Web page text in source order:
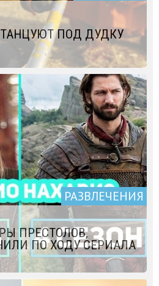
ПОД ДУДКУ
РАЗВЛЕЧЕНИЯ
ПРЕСТОЛОВ,
ПО ХОДУ СЕРИАЛА